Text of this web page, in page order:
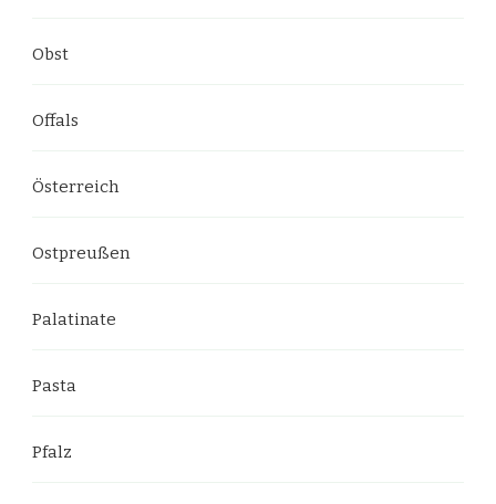
Obst
Offals
Österreich
Ostpreußen
Palatinate
Pasta
Pfalz